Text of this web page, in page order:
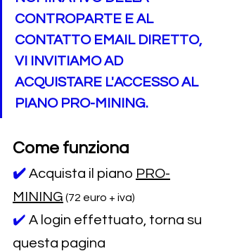
CONTROPARTE E AL
CONTATTO EMAIL DIRETTO,
VI INVITIAMO AD
ACQUISTARE L'ACCESSO AL
PIANO PRO-MINING.
Come funziona
✔️ Acquista il piano PRO-
MINING (72 euro + iva)
✔️ A login effettuato, torna su
questa pagina